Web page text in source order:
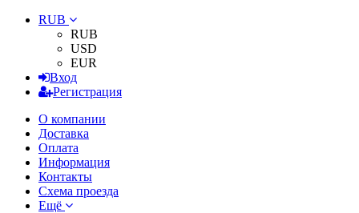
RUB
RUB
USD
EUR
Вход
Регистрация
О компании
Доставка
Оплата
Информация
Контакты
Схема проезда
Ещё